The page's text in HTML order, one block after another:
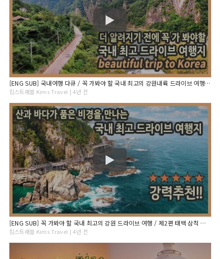
[ENG SUB] 국내여행 다큐 / 꼭 가봐야 할 국내 최고의 강원내륙 드라이브 여행 / 만항재, 정암사, 정선 소금강, 칠족령, 백룡동굴, 육백마지기 / 정선 평창 강원도여행
킴스트래블 Kims Travel | 4년 전
[ENG SUB] 꼭 가봐야 할 국내 최고의 강원 드라이브 여행 / 제2편 태백 삼척 구간 / 구문소, 미인폭포, 장호항, 초곡용굴촛대바위, 덕봉산, 새천년해안도로, 국내여행지추천
킴스트래블 Kims Travel | 4년 전